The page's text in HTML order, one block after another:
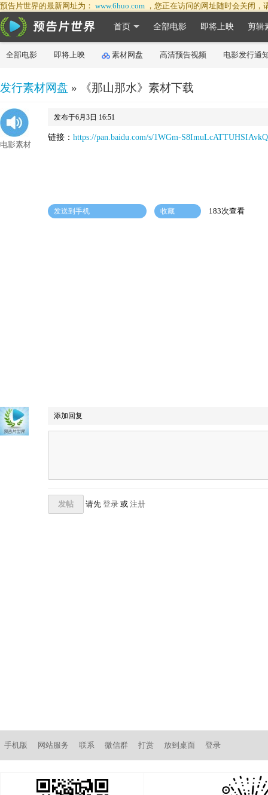
预告片世界的最新网址为： www.6huo.com ，您正在访问的网址随时会关闭
首页 全部电影 即将上映 剪辑
全部电影 即将上映 素材网盘 高清预告视频 电影发行通
发行素材网盘 » 《那山那水》素材下载
电影素材
发布于6月3日 16:51
链接： https://pan.baidu.com/s/1WGm-S8ImuLcATTUHSIAvkQ
发送到手机 收藏 183次查看
添加回复
发帖 请先 登录 或 注册
手机版 网站服务 联系 微信群 打赏 放到桌面 登录